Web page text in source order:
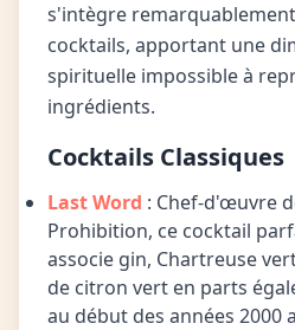
s'intègre
cocktails, apportant une
spirituelle impossible à
ingrédients.
Cocktails Classiques
Last Word : Chef-d'œuvre
Prohibition, ce cocktail
associe gin, Chartreuse
de citron vert en parts
au début des années 2000